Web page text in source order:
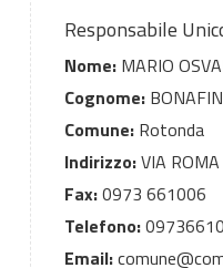
Responsabile
Nome:MARIO
Cognome:
Comune:Rotonda
Indirizzo:VIA
Fax:0973 661006
Telefono:
Email: